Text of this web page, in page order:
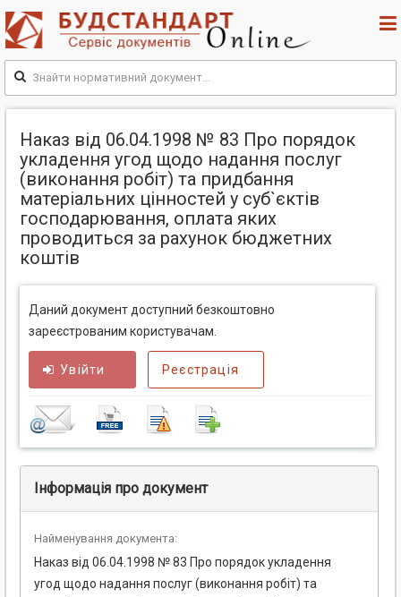
Наказ від 06.04.1998 № 83 Про порядок
укладення угод щодо надання послуг
(виконання робіт) та придбання
матеріальних цінностей у суб`єктів
господарювання, оплата яких
проводиться за рахунок бюджетних
коштів
Даний документ доступний безкоштовно
зареєстрованим користувачам.
Увійти Реєстрація
Інформація про документ
Найменування документа:
Наказ від 06.04.1998 № 83 Про порядок укладення
угод щодо надання послуг (виконання робіт) та